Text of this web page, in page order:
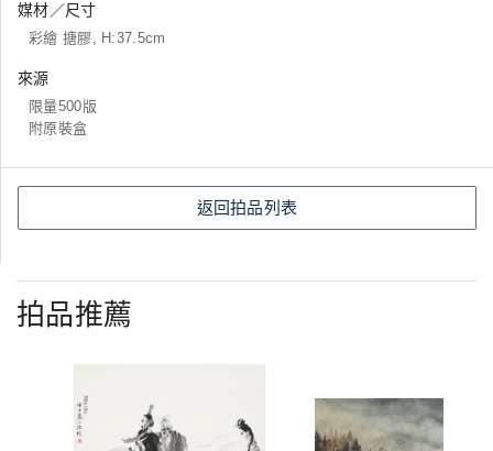
媒材／尺寸
彩繪 搪膠, H:37.5cm
來源
限量500版
附原裝盒
返回拍品列表
拍品推薦